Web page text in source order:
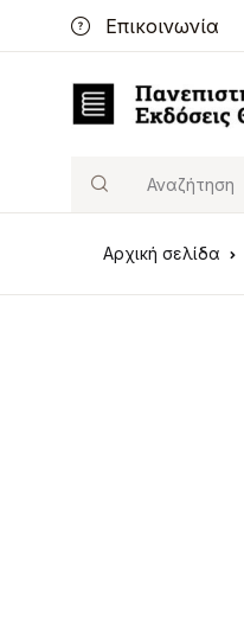
Επικοινωνία
Search
Αρχική σελίδα